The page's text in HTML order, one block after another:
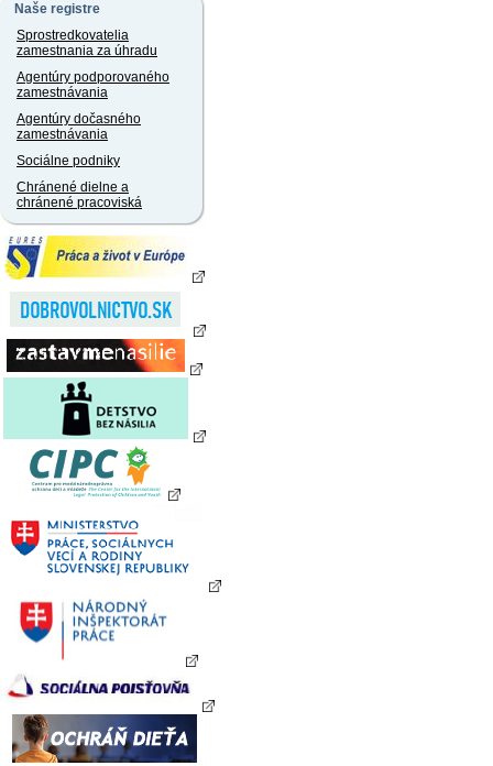
Naše registre
Sprostredkovatelia
zamestnania za úhradu
Agentúry podporovaného
zamestnávania
Agentúry dočasného
zamestnávania
Sociálne podniky
Chránené dielne a
chránené pracoviská